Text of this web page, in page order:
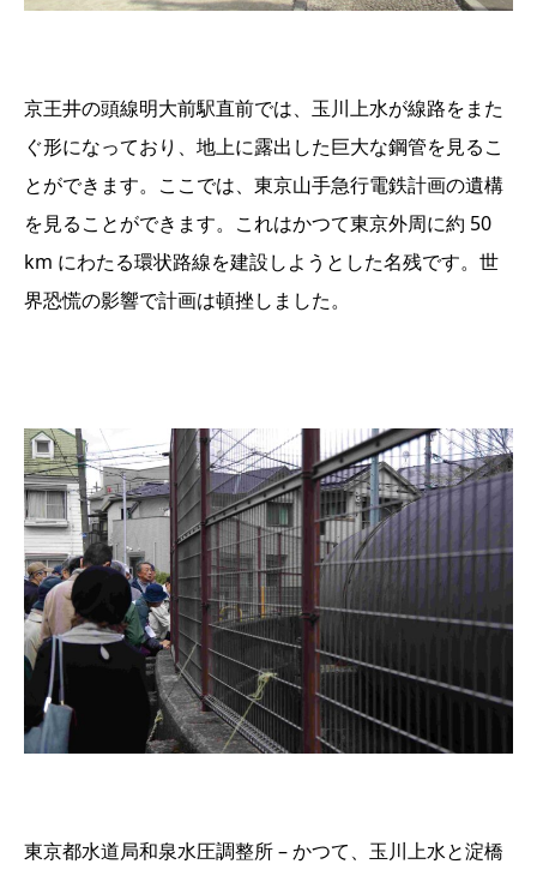
京王井の頭線明大前駅直前では、玉川上水が線路をまた
ぐ形になっており、地上に露出した巨大な鋼管を見るこ
とができます。ここでは、東京山手急行電鉄計画の遺構
を見ることができます。これはかつて東京外周に約 50
km にわたる環状路線を建設しようとした名残です。世
界恐慌の影響で計画は頓挫しました。
東京都水道局和泉水圧調整所 – かつて、玉川上水と淀橋